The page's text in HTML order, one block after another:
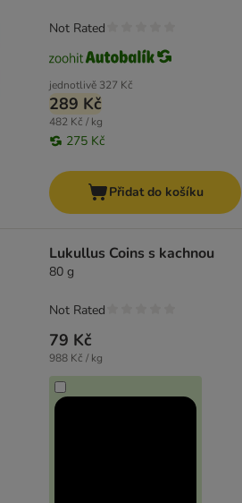
jednotlivě 327 Kč
289 Kč
482 Kč / kg
275 Kč
Not Rated
Přidat do košíku
Lukullus Coins s kachnou
80 g
79 Kč
988 Kč / kg
Not Rated